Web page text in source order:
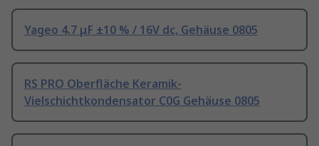
Yageo 4.7 μF ±10 % / 16V dc, Gehäuse 0805
RS PRO Oberfläche Keramik-
Vielschichtkondensator C0G Gehäuse 0805